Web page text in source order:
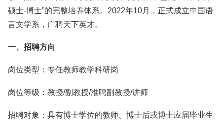
硕士-博士”的完整培养体系。2022年10月，正式成立中国语
言文学系，广聘天下英才。
一、招聘方向
岗位类型：专任教师教学科研岗
岗位等级：教授/副教授/准聘副教授/讲师
招聘对象：具有博士学位的教师、博士后或博士应届毕业生